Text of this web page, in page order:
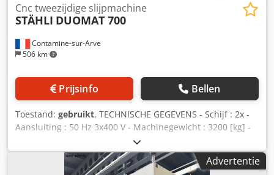
Contamine-sur-Arve
506 km
Cnc tweezijdige slijpmachine
STÄHLI DUOMAT 700
Prijsinfo Bellen
Toestand: gebruikt, TECHNISCHE GEGEVENS - Schijf : 2x -
Aansluiting : 50 Hz 3x400 V - Machinegewicht : 3200 [kg] -
Bedrijfsuren onder stroom : 94.787 [uur] Codsw Ulnhjpfx
Aa Ueha - Schijfdiaameter : 700 [mm] - Schijfhoogte : 200
[mm] - Maximale werkstukhoogte : 100 [mm]
Advertentie